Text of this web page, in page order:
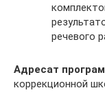
речевого
Адресат
коррекционной